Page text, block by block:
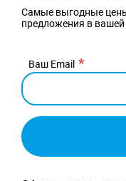
Самые выгодные
предложения в
Ваш Email